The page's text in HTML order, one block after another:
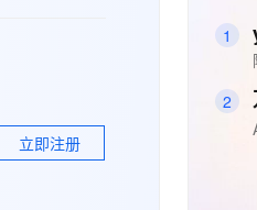
立即注册
1
2
文戏情感细腻自然
大模型原生应用
智能客服
自动承接线索、识别商机，让客服更高